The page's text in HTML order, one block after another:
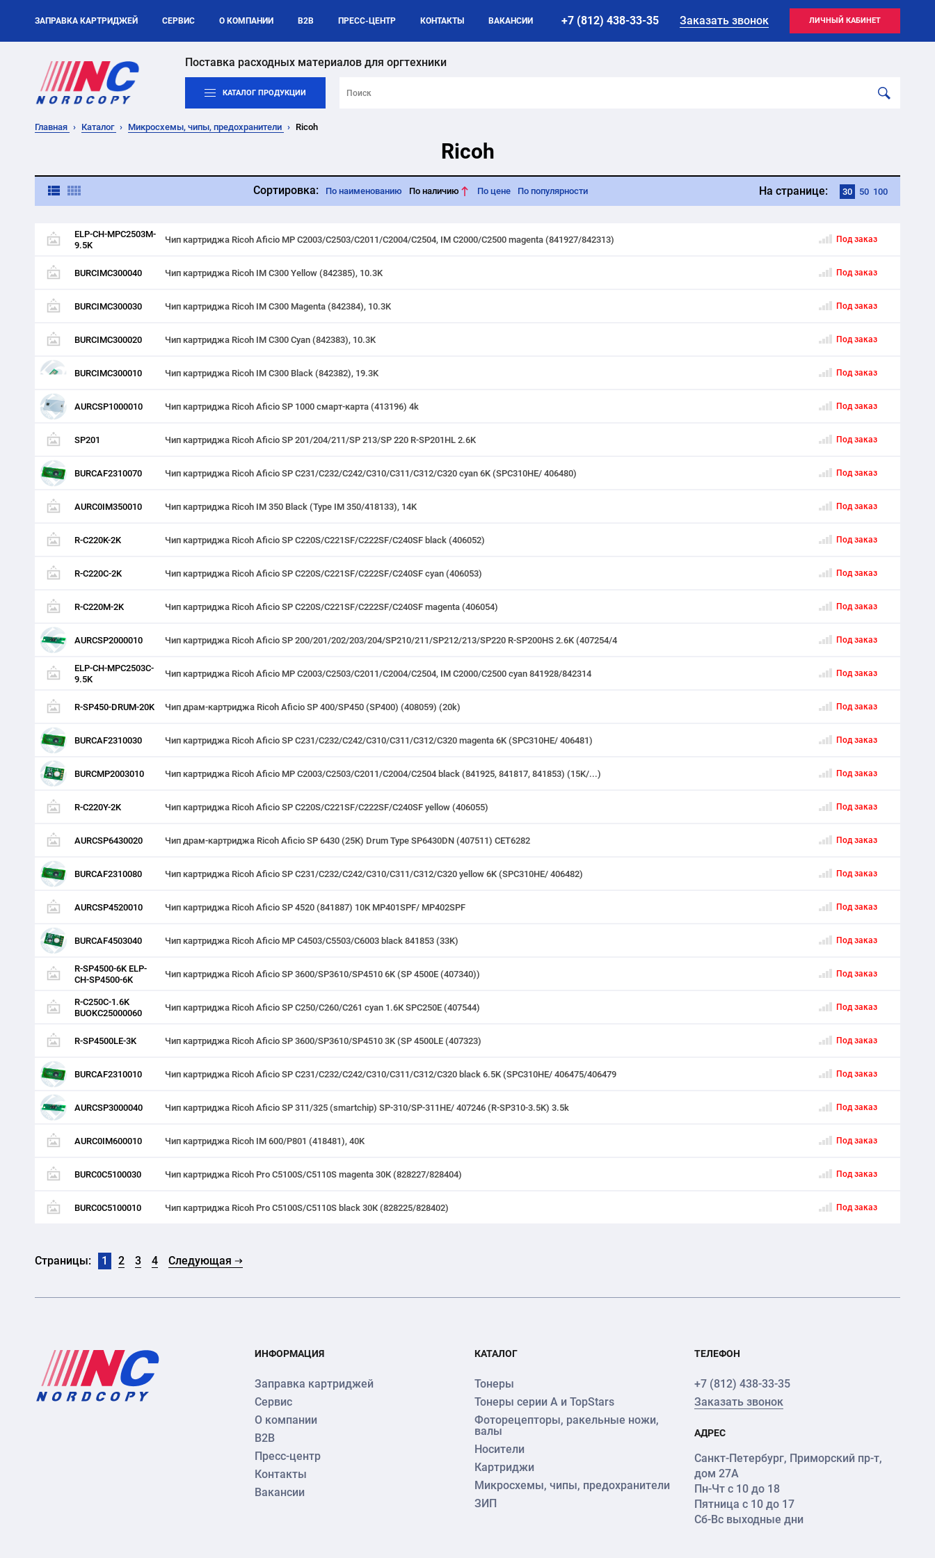
ЗАПРАВКА КАРТРИДЖЕЙ СЕРВИС О КОМПАНИИ B2B ПРЕСС-ЦЕНТР КОНТАКТЫ ВАКАНСИИ +7 (812) 438-33-35 Заказать звонок ЛИЧНЫЙ КАБИНЕТ
Поставка расходных материалов для оргтехники
КАТАЛОГ ПРОДУКЦИИ
Главная Каталог Микросхемы, чипы, предохранители Ricoh
Ricoh
Сортировка: По наименованию По наличию По цене По популярности На странице: 30 50 100
ELP-CH-MPC2503M-
9.5K
Чип картриджа Ricoh Aficio MP C2003/C2503/C2011/C2004/C2504, IM C2000/C2500 magenta (841927/842313) Под заказ
BURCIMC300040 Чип картриджа Ricoh IM C300 Yellow (842385), 10.3K Под заказ
BURCIMC300030 Чип картриджа Ricoh IM C300 Magenta (842384), 10.3K Под заказ
BURCIMC300020 Чип картриджа Ricoh IM C300 Cyan (842383), 10.3K Под заказ
BURCIMC300010 Чип картриджа Ricoh IM C300 Black (842382), 19.3K Под заказ
AURCSP1000010 Чип картриджа Ricoh Aficio SP 1000 смарт-карта (413196) 4k Под заказ
SP201 Чип картриджа Ricoh Aficio SP 201/204/211/SP 213/SP 220 R-SP201HL 2.6K Под заказ
BURCAF2310070 Чип картриджа Ricoh Aficio SP C231/C232/C242/C310/C311/C312/C320 cyan 6K (SPC310HE/ 406480) Под заказ
AURC0IM350010 Чип картриджа Ricoh IM 350 Black (Type IM 350/418133), 14K Под заказ
R-C220K-2K Чип картриджа Ricoh Aficio SP C220S/C221SF/C222SF/C240SF black (406052) Под заказ
R-C220C-2K Чип картриджа Ricoh Aficio SP C220S/C221SF/C222SF/C240SF cyan (406053) Под заказ
R-C220M-2K Чип картриджа Ricoh Aficio SP C220S/C221SF/C222SF/C240SF magenta (406054) Под заказ
AURCSP2000010 Чип картриджа Ricoh Aficio SP 200/201/202/203/204/SP210/211/SP212/213/SP220 R-SP200HS 2.6K (407254/4 Под заказ
ELP-CH-MPC2503C-
9.5K
Чип картриджа Ricoh Aficio MP C2003/C2503/C2011/C2004/C2504, IM C2000/C2500 cyan 841928/842314 Под заказ
R-SP450-DRUM-20K Чип драм-картриджа Ricoh Aficio SP 400/SP450 (SP400) (408059) (20k) Под заказ
BURCAF2310030 Чип картриджа Ricoh Aficio SP C231/C232/C242/C310/C311/C312/C320 magenta 6K (SPC310HE/ 406481) Под заказ
BURCMP2003010 Чип картриджа Ricoh Aficio MP C2003/C2503/C2011/C2004/C2504 black (841925, 841817, 841853) (15K/...) Под заказ
R-C220Y-2K Чип картриджа Ricoh Aficio SP C220S/C221SF/C222SF/C240SF yellow (406055) Под заказ
AURCSP6430020 Чип драм-картриджа Ricoh Aficio SP 6430 (25К) Drum Type SP6430DN (407511) CET6282 Под заказ
BURCAF2310080 Чип картриджа Ricoh Aficio SP C231/C232/C242/C310/C311/C312/C320 yellow 6K (SPC310HE/ 406482) Под заказ
AURCSP4520010 Чип картриджа Ricoh Aficio SP 4520 (841887) 10К MP401SPF/ MP402SPF Под заказ
BURCAF4503040 Чип картриджа Ricoh Aficio MP C4503/C5503/С6003 black 841853 (33K) Под заказ
R-SP4500-6K ELP-
CH-SP4500-6K
Чип картриджа Ricoh Aficio SP 3600/SP3610/SP4510 6K (SP 4500E (407340)) Под заказ
R-C250C-1.6K
BUOKC25000060
Чип картриджа Ricoh Aficio SP C250/C260/C261 cyan 1.6К SPC250E (407544) Под заказ
R-SP4500LE-3K Чип картриджа Ricoh Aficio SP 3600/SP3610/SP4510 3K (SP 4500LE (407323) Под заказ
BURCAF2310010 Чип картриджа Ricoh Aficio SP C231/C232/C242/C310/C311/C312/C320 black 6.5K (SPC310HE/ 406475/406479 Под заказ
AURCSP3000040 Чип картриджа Ricoh Aficio SP 311/325 (smartchip) SP-310/SP-311HE/ 407246 (R-SP310-3.5K) 3.5k Под заказ
AURC0IM600010 Чип картриджа Ricoh IM 600/P801 (418481), 40K Под заказ
BURC0C5100030 Чип картриджа Ricoh Pro C5100S/C5110S magenta 30К (828227/828404) Под заказ
BURC0C5100010 Чип картриджа Ricoh Pro C5100S/C5110S black 30К (828225/828402) Под заказ
Страницы: 1 2 3 4 Следующая
ИНФОРМАЦИЯ
Заправка картриджей
Сервис
О компании
B2B
Пресс-центр
Контакты
Вакансии
КАТАЛОГ
Тонеры
Тонеры серии А и TopStars
Фоторецепторы, ракельные ножи,
валы
Носители
Картриджи
Микросхемы, чипы, предохранители
ЗИП
ТЕЛЕФОН
+7 (812) 438-33-35
Заказать звонок
АДРЕС
Санкт-Петербург, Приморский пр-т,
дом 27А
Пн-Чт с 10 до 18
Пятница с 10 до 17
Сб-Вс выходные дни